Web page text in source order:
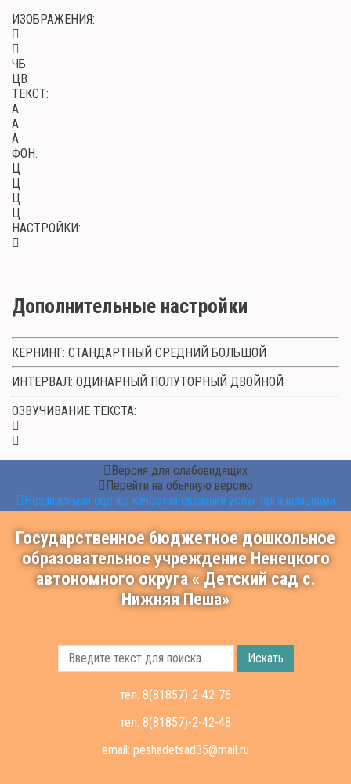
ИЗОБРАЖЕНИЯ:
ЧБ
ЦВ
ТЕКСТ:
A
A
A
ФОН:
Ц
Ц
Ц
Ц
НАСТРОЙКИ:
Дополнительные настройки
КЕРНИНГ: СТАНДАРТНЫЙ СРЕДНИЙ БОЛЬШОЙ
ИНТЕРВАЛ: ОДИНАРНЫЙ ПОЛУТОРНЫЙ ДВОЙНОЙ
ОЗВУЧИВАНИЕ ТЕКСТА:
Версия для слабовидящих
Перейти на обычную версию
Независимая оценка качества оказания услуг организациями
Государственное бюджетное дошкольное
образовательное учреждение Ненецкого
автономного округа « Детский сад с.
Нижняя Пеша»
Искать
тел. 8(81857)-2-42-76
тел. 8(81857)-2-42-48
email: peshadetsad35@mail.ru